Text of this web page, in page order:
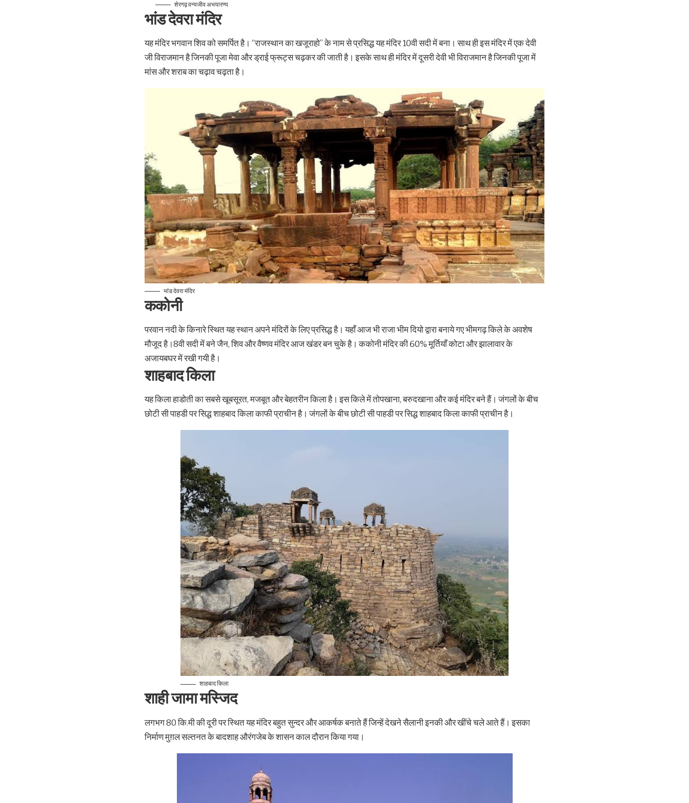
शेरगढ़ वन्यजीव अभयारण्य
भांड देवरा मंदिर
यह मंदिर भगवान शिव को समर्पित है। “राजस्थान का खजूराहो” के नाम से प्रसिद्ध यह मंदिर 10वी सदी में बना। साथ ही इस मंदिर में एक देवी
जी विराजमान है जिनकी पूजा मेवा और ड्राई फ्रूट्स चढ़कर की जाती है। इसके साथ ही मंदिर में दूसरी देवी भी विराजमान है जिनकी पूजा में
मांस और शराब का चढ़ाव चढ़ता है।
भांड देवरा मंदिर
ककोनी
परवान नदी के किनारे स्थित यह स्थान अपने मंदिरों के लिए प्रसिद्ध है। यहाँ आज भी राजा भीम दियो द्वारा बनाये गए भीमगढ़ किले के अवशेष
मौजूद है।8वी सदी में बने जैन, शिव और वैष्णव मंदिर आज खंडर बन चुके है। ककोनी मंदिर की 60% मूर्तियाँ कोटा और झालावार के
अजायबघर में रखी गयी है।
शाहबाद किला
यह किला हाडोती का सबसे खूबसूरत, मजबूत और बेहतरीन किला है। इस किले में तोपखाना, बरुदखाना और कई मंदिर बने हैं। जंगलों के बीच
छोटी सी पाहडी पर सिद्ध शाहबाद किला काफी प्राचीन है। जंगलों के बीच छोटी सी पाहडी पर सिद्ध शाहबाद किला काफी प्राचीन है।
शाहबाद किला
शाही जामा मस्जिद
लगभग 80 कि.मी की दूरी पर स्थित यह मंदिर बहुत सुन्दर और आकर्षक बनाते हैं जिन्हें देखने सैलानी इनकी और खींचे चले आते हैं। इसका
निर्माण मुग़ल सल्तनत के बादशाह औरंगजेब के शासन काल दौरान किया गया।